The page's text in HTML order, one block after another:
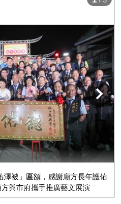
澤被」匾額，感謝廟方長年護佑
與市府攜手推廣藝文展演
下一張